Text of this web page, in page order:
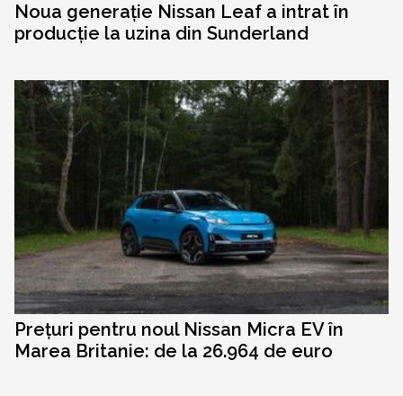
Noua generație Nissan Leaf a intrat în
producție la uzina din Sunderland
Prețuri pentru noul Nissan Micra EV în
Marea Britanie: de la 26.964 de euro